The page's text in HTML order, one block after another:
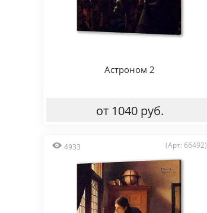
Астроном 2
от 1040 руб.
4933 (Арт: 66492)